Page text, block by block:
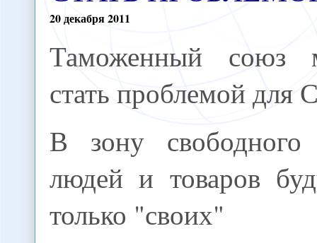
20декабря2011
Таможенный союз
стать проблемой для
В зону свободного
людей и товаров
только "своих"